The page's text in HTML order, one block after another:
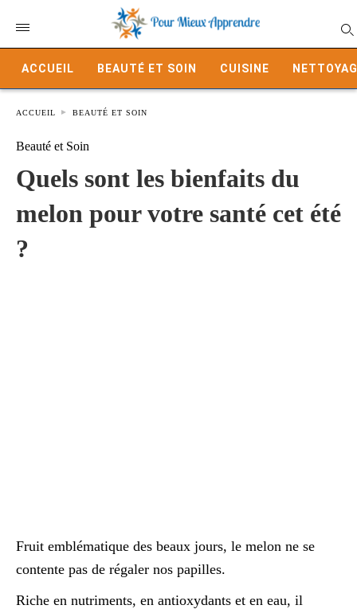
ACCUEIL BEAUTÉ ET SOIN CUISINE
ACCUEIL BEAUTÉ ET SOIN
Beauté et Soin
Quels sont les bienfaits du
melon pour votre santé cet été
?
Fruit emblématique des beaux jours, le melon ne se
contente pas de régaler nos papilles.
Riche en nutriments, en antioxydants et en eau, il